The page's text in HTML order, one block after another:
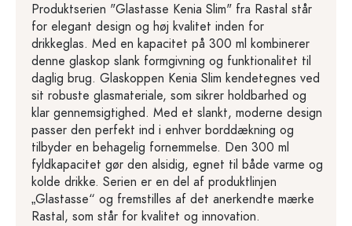
Produktserien "Glastasse Kenia Slim" fra Rastal står
for elegant design og høj kvalitet inden for
drikkeglas. Med en kapacitet på 300 ml kombinerer
denne glaskop slank formgivning og funktionalitet til
daglig brug. Glaskoppen Kenia Slim kendetegnes ved
sit robuste glasmateriale, som sikrer holdbarhed og
klar gennemsigtighed. Med et slankt, moderne design
passer den perfekt ind i enhver borddækning og
tilbyder en behagelig fornemmelse. Den 300 ml
fyldkapacitet gør den alsidig, egnet til både varme og
kolde drikke. Serien er en del af produktlinjen
„Glastasse“ og fremstilles af det anerkendte mærke
Rastal, som står for kvalitet og innovation.